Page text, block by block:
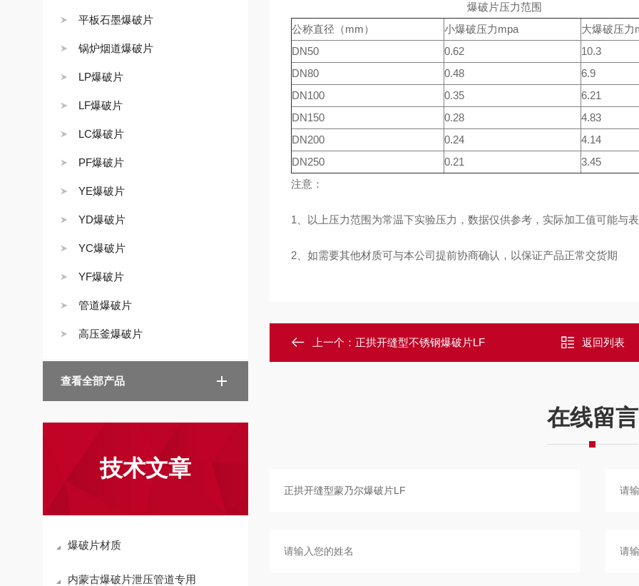
平板石墨爆破片
锅炉烟道爆破片
LP爆破片
LF爆破片
LC爆破片
PF爆破片
YE爆破片
YD爆破片
YC爆破片
YF爆破片
管道爆破片
高压釜爆破片
查看全部产品
技术文章
爆破片材质
内蒙古爆破片泄压管道专用
爆破片压力范围
公称直径（mm）
小爆破压力mpa
大爆破压力
DN50
0.62
10.3
DN80
0.48
6.9
DN100
0.35
6.21
DN150
0.28
4.83
DN200
0.24
4.14
DN250
0.21
3.45
注意：
1、以上压力范围为常温下实验压力，数据仅供参考， 实际加工值可能与
2、如需要其他材质可与本公司提前协商确认，以保证产品正常交货期
上一个： 正拱开缝型不锈钢爆破片LF 返回列表
在线留言